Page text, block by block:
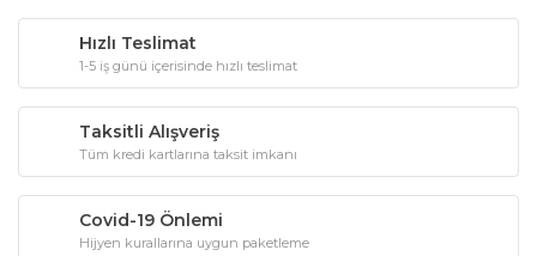
Hızlı Teslimat
1-5 iş günü içerisinde hızlı teslimat
Taksitli Alışveriş
Tüm kredi kartlarına taksit imkanı
Covid-19 Önlemi
Hijyen kurallarına uygun paketleme